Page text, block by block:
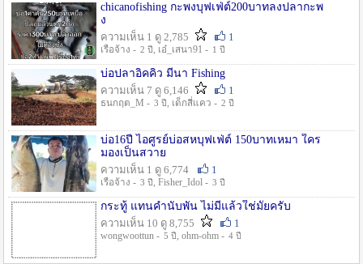
chicanofishing กะพงบุฟเฟ่ต์200บาทลงปลากะพ
ง
ความเห็น 1 ดู 2,785
1
เรือจ้าง - 2 ปี , เอ๋_เสนา91 - 1 ปี
บ่อปลาอิคคิว มีนา Fishing
ความเห็น 7 ดู 6,146
1
ธนกฤต_M - 3 ปี , เด็กสี่แคว - 2 ปี
บ่อ16ปี ไอศูรย์บ่อสหบุฟเฟ่ต์ 150บาทเหมา ใคร
มองเป็นสวาย
ความเห็น 1 ดู 6,774
1
เรือจ้าง - 3 ปี , Fisher_Idol - 3 ปี
กระทู้ แทนคำนับพัน ไม่มีแล้วใช่มั๊ยครับ
ความเห็น 10 ดู 8,755
1
wongwoottun - 5 ปี , ohm-ohm - 4 ปี